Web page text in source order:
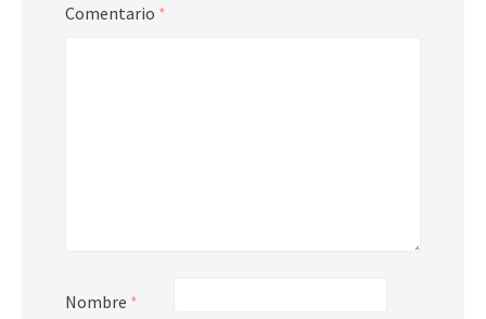
Comentario *
Nombre *